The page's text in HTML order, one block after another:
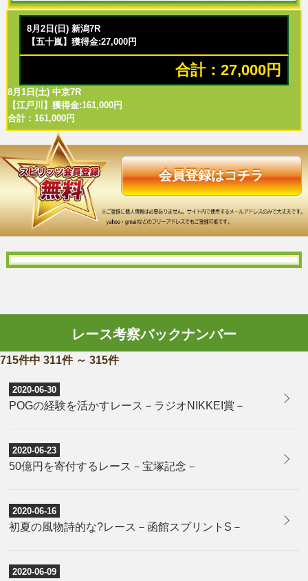
8月2日(日) 新潟7R
【五十嵐】獲得金:27,000円
合計：27,000円
8月1日(土) 中京7R
【江戸川】獲得金:161,000円
合計：161,000円
会員登録はコチラ
レース考察バックナンバー
715件中 311件 ～ 315件
2020-06-30
POGの経験を活かすレース－ラジオNIKKEI賞－
2020-06-23
50億円を寄付するレース－宝塚記念－
2020-06-16
初夏の風物詩的な?レース－函館スプリントS－
2020-06-09